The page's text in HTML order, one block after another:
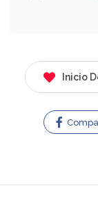
Inicio